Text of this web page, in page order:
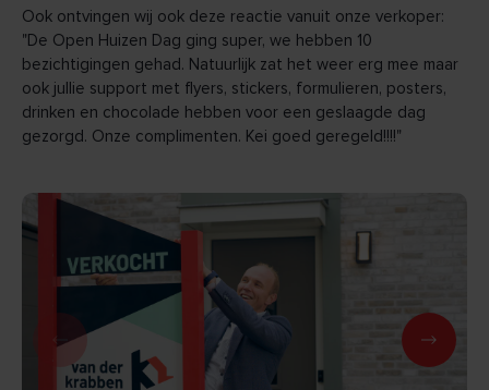
Ook ontvingen wij ook deze reactie vanuit onze verkoper:
"De Open Huizen Dag ging super, we hebben 10
bezichtigingen gehad. Natuurlijk zat het weer erg mee maar
ook jullie support met flyers, stickers, formulieren, posters,
drinken en chocolade hebben voor een geslaagde dag
gezorgd. Onze complimenten. Kei goed geregeld!!!!"